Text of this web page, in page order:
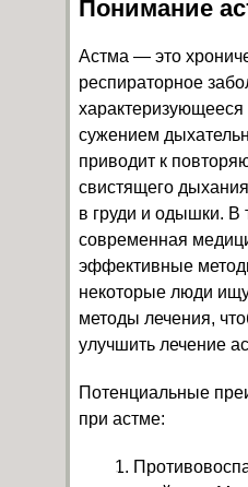
Понимание
Астма — это
респираторное
сужением
приводит к
свистящего
в груди и одышки. В
современная
эффективные
некоторые люди
методы лечения,
улучшить лечение
Потенциальные
при астме: